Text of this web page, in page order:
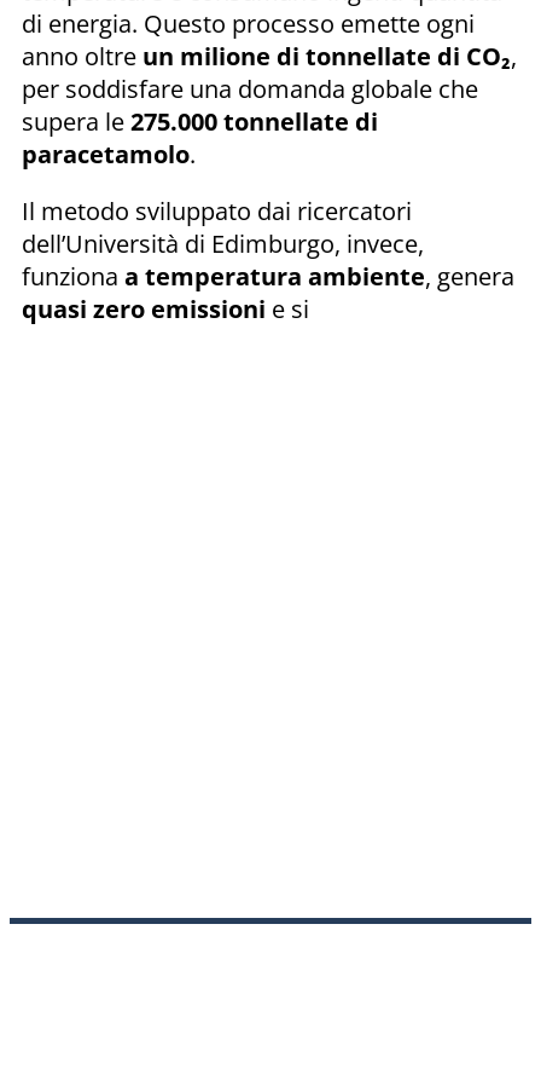
di energia. Questo processo emette ogni
anno oltre un milione di tonnellate di CO₂,
per soddisfare una domanda globale che
supera le275.000 tonnellate di
paracetamolo.
Il metodo sviluppato dai ricercatori
dell’Università di Edimburgo, invece,
funziona a temperatura ambiente, genera
quasi zero emissioni e si